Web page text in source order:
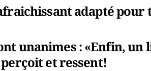
adapté pour
unanimes : «Enfin, un
perçoit et ressent!